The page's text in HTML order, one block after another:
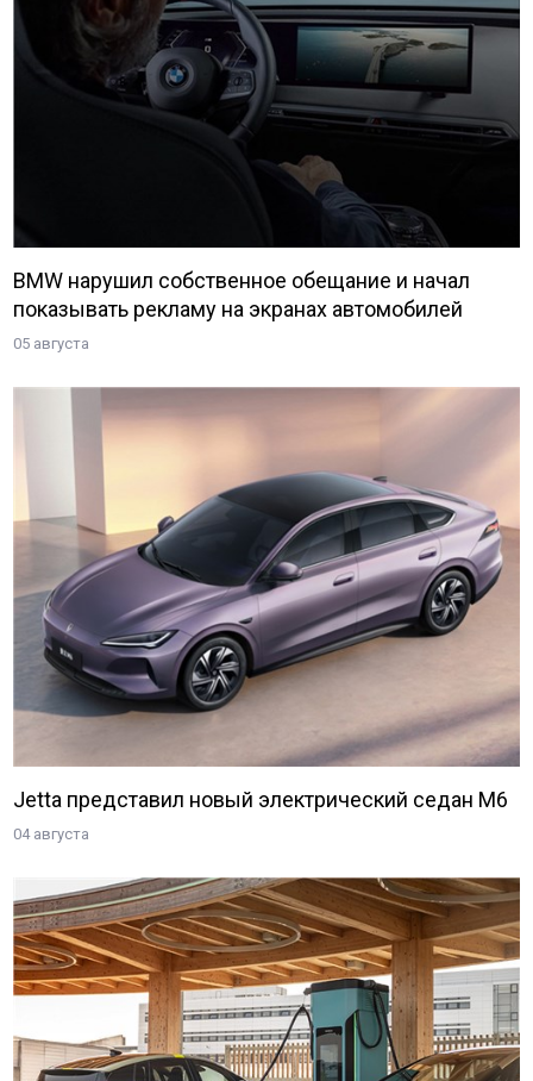
BMW нарушил собственное обещание и начал
показывать рекламу на экранах автомобилей
05 августа
Jetta представил новый электрический седан M6
04 августа